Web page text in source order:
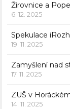
Žirovnice a
6. 12. 2025
Spekulace
19. 11. 2025
Zamyšlení nad
17. 11. 2025
ZUŠ v
14. 11. 2025